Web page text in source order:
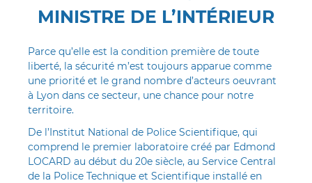
Postface
MINISTRE DE L’INTÉRIEUR
Parce qu’elle est la condition première de toute
liberté, la sécurité m’est toujours apparue comme
une priorité et le grand nombre d’acteurs oeuvrant
à Lyon dans ce secteur, une chance pour notre
territoire.
De l’Institut National de Police Scientifique, qui
comprend le premier laboratoire créé par Edmond
LOCARD au début du 20e siècle, au Service Central
de la Police Technique et Scientifique installé en